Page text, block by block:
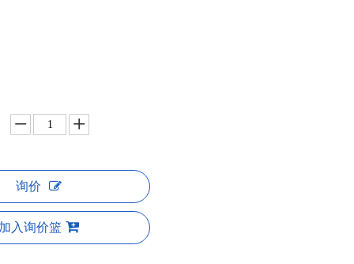
询价
入询价篮